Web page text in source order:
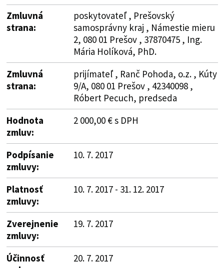
Zmluvná
strana:
poskytovateľ , Prešovský
samosprávny kraj , Námestie mieru
2, 080 01 Prešov , 37870475 , Ing.
Mária Holíková, PhD.
Zmluvná
strana:
prijímateľ , Ranč Pohoda, o.z. , Kúty
9/A, 080 01 Prešov , 42340098 ,
Róbert Pecuch, predseda
Hodnota
zmluv:
2 000,00 € s DPH
Podpísanie
zmluvy:
10. 7. 2017
Platnosť
zmluvy:
10. 7. 2017 - 31. 12. 2017
Zverejnenie
zmluvy:
19. 7. 2017
Účinnosť
20. 7. 2017